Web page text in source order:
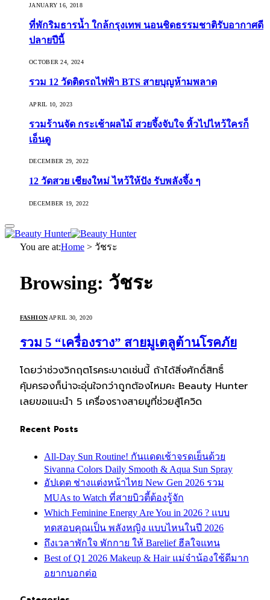
JANUARY 16, 2018
ที่พักริมธารน้ำ ใกล้กรุงเทพ นอนชิดธรรมชาติรับอากาศดี
ปลายปีนี้
OCTOBER 24, 2024
รวม 12 วัดติดรถไฟฟ้า BTS สายบุญห้ามพลาด
APRIL 10, 2023
รวมร้านจัด กระเช้าผลไม้ สวยจึ้งจับใจ หิ้วไปไหว้ใครก็
เอ็นดู
DECEMBER 29, 2022
12 วัดสวย เชียงใหม่ ไหว้ให้ปัง รับพลังจึ้ง ๆ
DECEMBER 19, 2022
You are at:Home > วัชระ
Browsing: วัชระ
FASHION APRIL 30, 2020
รวม 5 “เครื่องราง” สายมูเตลูต้านโรคภัย
โดยว่าช่วงวิกฤตโรคระบาดเช่นนี้ ถ้าได้สิ่งศักดิ์สิทธิ์
คุ้มครองก็น่าจะอุ่นใจกว่าถูกต้องไหมคะ Beauty Hunter
เลยขอแนะนำ 5 เครื่องรางสายมูที่ช่วยสู้โควิด
Recent Posts
All-Day Sun Routine! กันแดดเช้าจรดเย็นด้วย
Sivanna Colors Daily Smooth & Aqua Sun Spray
อัปเดต ช่างแต่งหน้าไทย New Gen 2026 รวม
MUAs to Watch ที่สายบิวตี้ต้องรู้จัก
Which Feminine Energy Are You in 2026 ? แบบ
ทดสอบคุณเป็น พลังหญิง แบบไหนในปี 2026
ถึงเวลาพักใจ พักกาย ให้ Barelief ฮีลใจแทน
Best of Q1 2026 Makeup & Hair แม่จ๋าน้องใช้ดีมาก
อยากบอกต่อ